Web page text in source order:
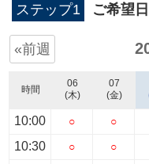
ステップ1 ご希望
«前週
時間
10:00
10:30
06
(木)
○
○
07
(金)
○
○